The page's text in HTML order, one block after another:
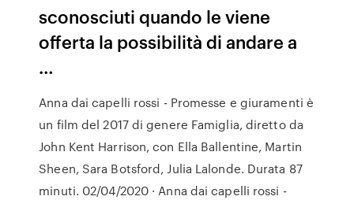
sconosciuti quando le viene
offerta la possibilità di andare a
…
Anna dai capelli rossi - Promesse e giuramenti è
un film del 2017 di genere Famiglia, diretto da
John Kent Harrison, con Ella Ballentine, Martin
Sheen, Sara Botsford, Julia Lalonde. Durata 87
minuti. 02/04/2020 · Anna dai capelli rossi -